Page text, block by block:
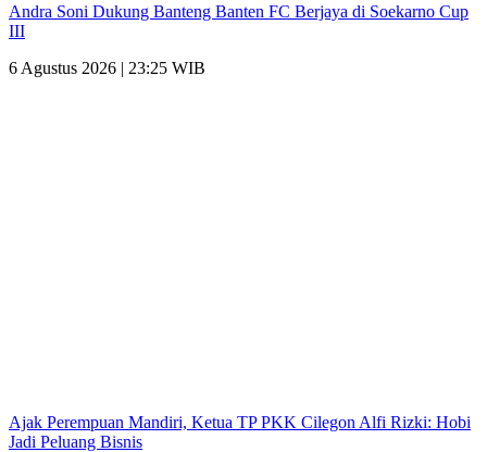
Andra Soni Dukung Banteng Banten FC Berjaya di Soekarno Cup
III
6 Agustus 2026 | 23:25 WIB
Ajak Perempuan Mandiri, Ketua TP PKK Cilegon Alfi Rizki: Hobi
Jadi Peluang Bisnis